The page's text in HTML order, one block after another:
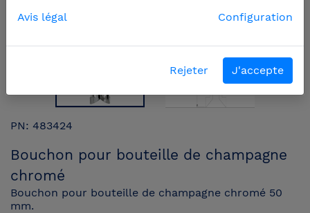
PN: 483424
Bouchon pour bouteille de champagne
chromé
Bouchon pour bouteille de champagne chromé 50
mm.
Avis légal
Configuration
Rejeter J'accepte